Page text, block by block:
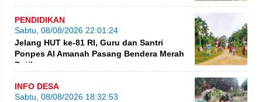
PENDIDIKAN
Sabtu, 08/08/2026 22:01:24
Jelang HUT ke-81 RI, Guru dan Santri
Ponpes Al Amanah Pasang Bendera Merah
Putih
INFO DESA
Sabtu, 08/08/2026 18:32:53